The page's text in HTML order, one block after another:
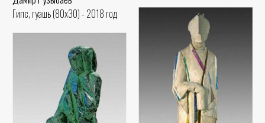
Гипс, гуашь (80x30) - 2018 год